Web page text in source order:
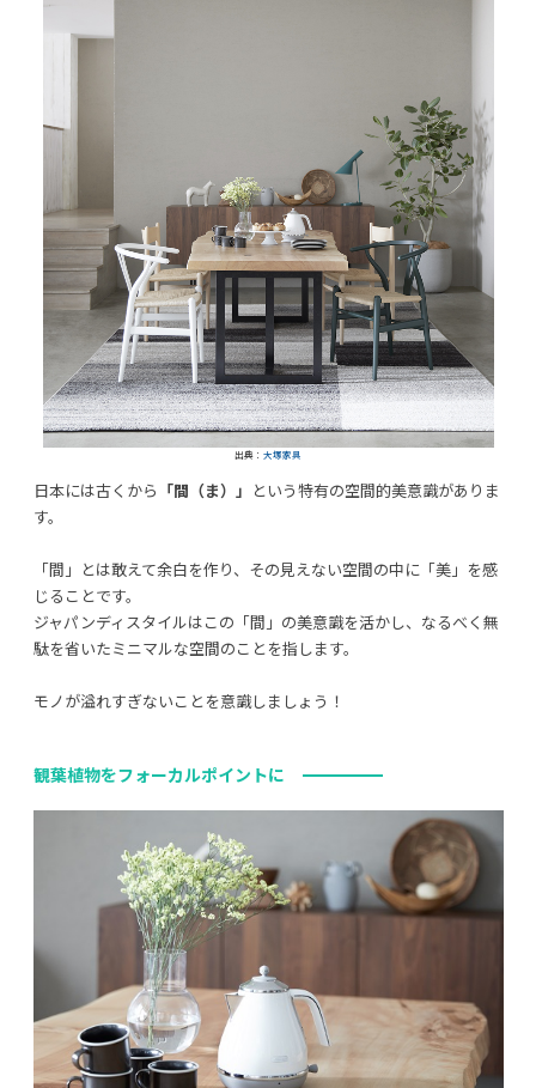
出典： 大塚家具
日本には古くから 「間（ま）」 という特有の空間的美意識がありま
す。
「間」とは敢えて余白を作り、その見えない空間の中に「美」を感
じることです。
ジャパンディスタイルはこの「間」の美意識を活かし、なるべく無
駄を省いたミニマルな空間のことを指します。
モノが溢れすぎないことを意識しましょう！
観葉植物をフォーカルポイントに